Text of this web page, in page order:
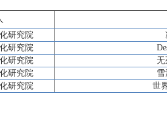
研究院
研究院
研究院 无
研究院
研究院 世